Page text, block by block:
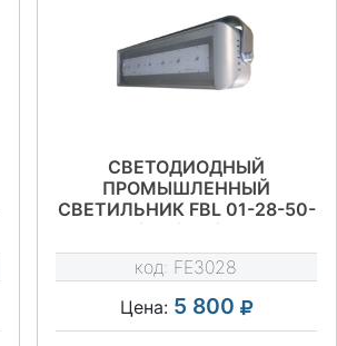
СВЕТОДИОДНЫЙ
ПРОМЫШЛЕННЫЙ
СВЕТИЛЬНИК FBL 01-28-50-
Ш/Г75/Г65/К30
код: FE3028
Цена: 5 800